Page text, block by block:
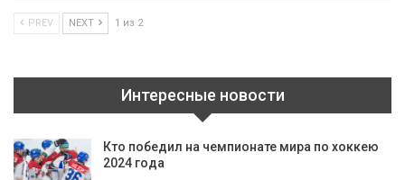
PREV NEXT 1 из 2
Интересные новости
Кто победил на чемпионате мира по хоккею
2024 года